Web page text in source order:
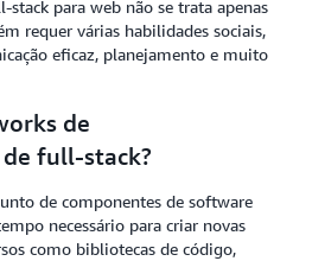
para web não se trata apenas
requer várias habilidades sociais,
eficaz, planejamento e muito
de
full-stack?
de componentes de software
necessário para criar novas
como bibliotecas de código,